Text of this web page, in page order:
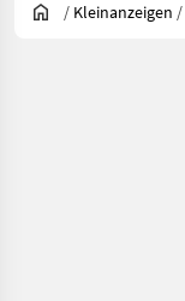
/ Kleinanzeigen /